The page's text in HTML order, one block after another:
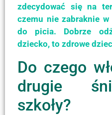
zdecydować się na
czemu nie zabraknie w
do picia. Dobrze
dziecko, to zdrowe
Do czego
drugie
szkoły?